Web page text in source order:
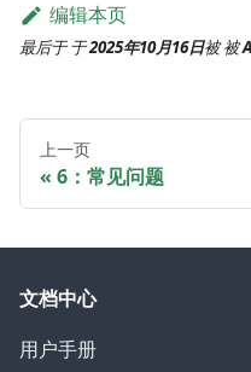
编辑本页
最后于于2025年10月16日被被
上一页
6：常见问题
文档中心
用户手册